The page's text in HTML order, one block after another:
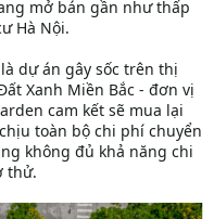
mở bán gần như thấp
Hà Nội.
dự án gây sốc trên thị
Xanh Miền Bắc - đơn vị
cam kết sẽ mua lại
toàn bộ chi phí chuyển
không đủ khả năng chi
thử.